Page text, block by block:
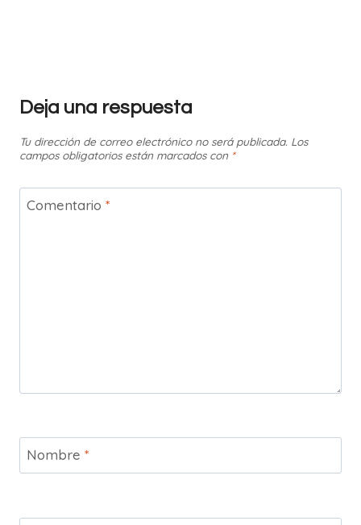
Deja una respuesta
Tu dirección de correo electrónico no será publicada. Los
campos obligatorios están marcados con *
Comentario *
Nombre *